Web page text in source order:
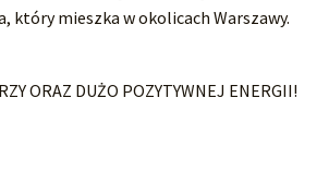
który mieszka w okolicach Warszawy.
ORAZ DUŻO POZYTYWNEJ ENERGII!